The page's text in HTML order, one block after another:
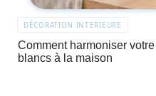
DÉCORATION INTERIEURE
Comment harmoniser
blancs à la maison